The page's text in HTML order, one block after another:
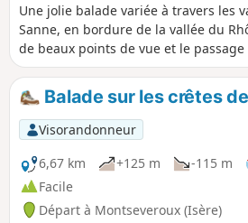
Une jolie balade variée à travers les
Sanne, en bordure de la vallée du
de beaux points de vue et le
chapelles. Attention ! Cette balade
de grosses pluies, car trois gués sont
Balade sur les crêtes
Visorandonneur
6,67 km
+125 m -115 m
Facile
Départ à Montseveroux (Isère)